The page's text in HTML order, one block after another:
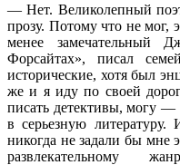
— Нет. Великолепный
прозу. Потому что не мог,
менее замечательный
Форсайтах», писал
исторические, хотя был
же и я иду по своей
писать детективы, могу —
в серьезную литературу.
никогда не задали бы мне
развлекательному